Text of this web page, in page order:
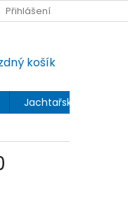
Přihlášení
košík
Jachtařský blog